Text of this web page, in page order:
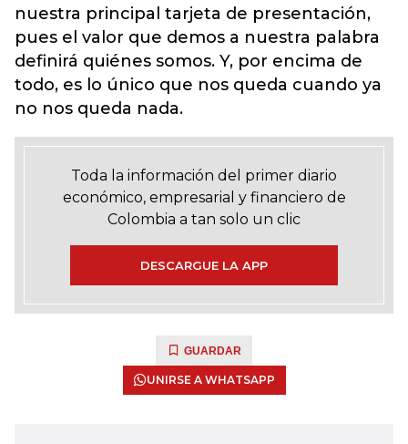
nuestra principal tarjeta de presentación,
pues el valor que demos a nuestra palabra
definirá quiénes somos. Y, por encima de
todo, es lo único que nos queda cuando ya
no nos queda nada.
Toda la información del primer diario
económico, empresarial y financiero de
Colombia a tan solo un clic
DESCARGUE LA APP
GUARDAR
UNIRSE A WHATSAPP